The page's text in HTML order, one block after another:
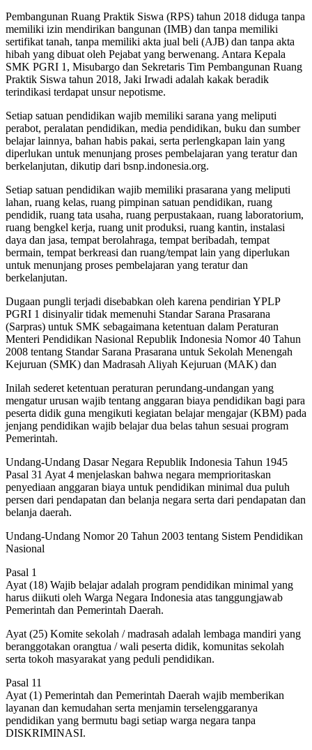
Pembangunan Ruang Praktik Siswa (RPS) tahun 2018 diduga tanpa
memiliki izin mendirikan bangunan (IMB) dan tanpa memiliki
sertifikat tanah, tanpa memiliki akta jual beli (AJB) dan tanpa akta
hibah yang dibuat oleh Pejabat yang berwenang. Antara Kepala
SMK PGRI 1, Misubargo dan Sekretaris Tim Pembangunan Ruang
Praktik Siswa tahun 2018, Jaki Irwadi adalah kakak beradik
terindikasi terdapat unsur nepotisme.
Setiap satuan pendidikan wajib memiliki sarana yang meliputi
perabot, peralatan pendidikan, media pendidikan, buku dan sumber
belajar lainnya, bahan habis pakai, serta perlengkapan lain yang
diperlukan untuk menunjang proses pembelajaran yang teratur dan
berkelanjutan, dikutip dari bsnp.indonesia.org.
Setiap satuan pendidikan wajib memiliki prasarana yang meliputi
lahan, ruang kelas, ruang pimpinan satuan pendidikan, ruang
pendidik, ruang tata usaha, ruang perpustakaan, ruang laboratorium,
ruang bengkel kerja, ruang unit produksi, ruang kantin, instalasi
daya dan jasa, tempat berolahraga, tempat beribadah, tempat
bermain, tempat berkreasi dan ruang/tempat lain yang diperlukan
untuk menunjang proses pembelajaran yang teratur dan
berkelanjutan.
Dugaan pungli terjadi disebabkan oleh karena pendirian YPLP
PGRI 1 disinyalir tidak memenuhi Standar Sarana Prasarana
(Sarpras) untuk SMK sebagaimana ketentuan dalam Peraturan
Menteri Pendidikan Nasional Republik Indonesia Nomor 40 Tahun
2008 tentang Standar Sarana Prasarana untuk Sekolah Menengah
Kejuruan (SMK) dan Madrasah Aliyah Kejuruan (MAK) dan
Inilah sederet ketentuan peraturan perundang-undangan yang
mengatur urusan wajib tentang anggaran biaya pendidikan bagi para
peserta didik guna mengikuti kegiatan belajar mengajar (KBM) pada
jenjang pendidikan wajib belajar dua belas tahun sesuai program
Pemerintah.
Undang-Undang Dasar Negara Republik Indonesia Tahun 1945
Pasal 31 Ayat 4 menjelaskan bahwa negara memprioritaskan
penyediaan anggaran biaya untuk pendidikan minimal dua puluh
persen dari pendapatan dan belanja negara serta dari pendapatan dan
belanja daerah.
Undang-Undang Nomor 20 Tahun 2003 tentang Sistem Pendidikan
Nasional
Pasal 1
Ayat (18) Wajib belajar adalah program pendidikan minimal yang
harus diikuti oleh Warga Negara Indonesia atas tanggungjawab
Pemerintah dan Pemerintah Daerah.
Ayat (25) Komite sekolah / madrasah adalah lembaga mandiri yang
beranggotakan orangtua / wali peserta didik, komunitas sekolah
serta tokoh masyarakat yang peduli pendidikan.
Pasal 11
Ayat (1) Pemerintah dan Pemerintah Daerah wajib memberikan
layanan dan kemudahan serta menjamin terselenggaranya
pendidikan yang bermutu bagi setiap warga negara tanpa
DISKRIMINASI.